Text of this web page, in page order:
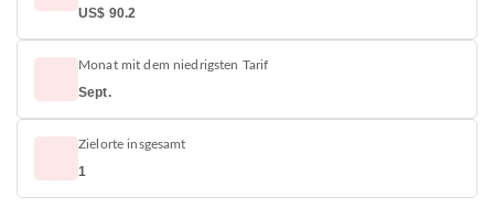
US$ 90.2
Monat mit dem niedrigsten Tarif
Sept.
Zielorte insgesamt
1